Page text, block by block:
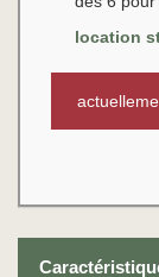
location